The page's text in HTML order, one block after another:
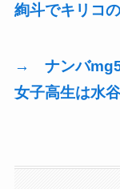
絢斗でキリコ
→ ナンバmg5
女子高生は水